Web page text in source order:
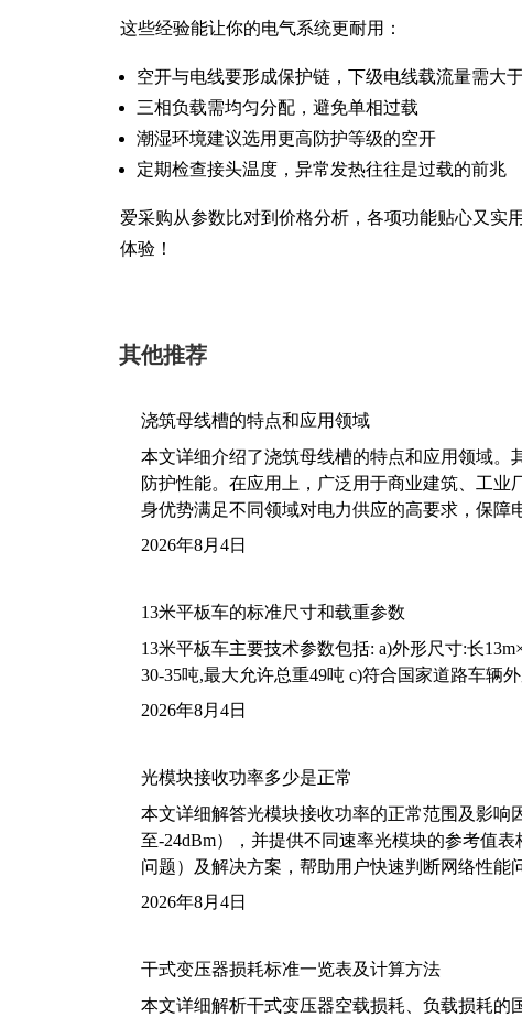
这些经验能让你的电气系统更耐用：
空开与电线要形成保护链，下级电线载流量需大
三相负载需均匀分配，避免单相过载
潮湿环境建议选用更高防护等级的空开
定期检查接头温度，异常发热往往是过载的前兆
爱采购从参数比对到价格分析，各项功能贴心又实
体验！
其他推荐
浇筑母线槽的特点和应用领域
本文详细介绍了浇筑母线槽的特点和应用领域。
防护性能。在应用上，广泛用于商业建筑、工业
身优势满足不同领域对电力供应的高要求，保障
2026年8月4日
13米平板车的标准尺寸和载重参数
13米平板车主要技术参数包括: a)外形尺寸:长
30-35吨,最大允许总重49吨 c)符合国家道路车辆
2026年8月4日
光模块接收功率多少是正常
本文详细解答光模块接收功率的正常范围及影响
至-24dBm），并提供不同速率光模块的参考值
问题）及解决方案，帮助用户快速判断网络性能
2026年8月4日
干式变压器损耗标准一览表及计算方法
本文详细解析干式变压器空载损耗、负载损耗的